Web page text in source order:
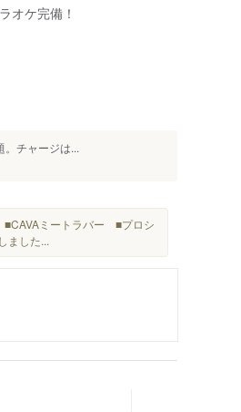
オケ完備！
チャージは...
ミートラバー ■プロシ
ました...